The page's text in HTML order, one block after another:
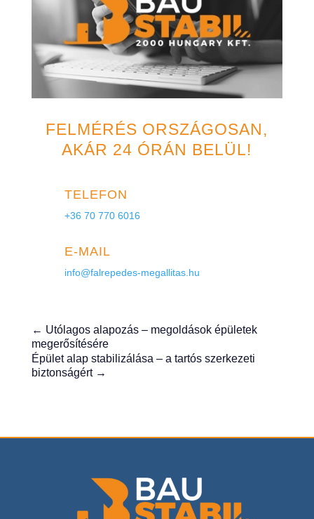
FELMÉRÉS ORSZÁGOSAN,
AKÁR 24 ÓRÁN BELÜL!
TELEFON
+36 70 770 6016
E-MAIL
info@falrepedes-megallitas.hu
← Utólagos alapozás – megoldások épületek
megerősítésére
Épület alap stabilizálása – a tartós szerkezeti
biztonságért→